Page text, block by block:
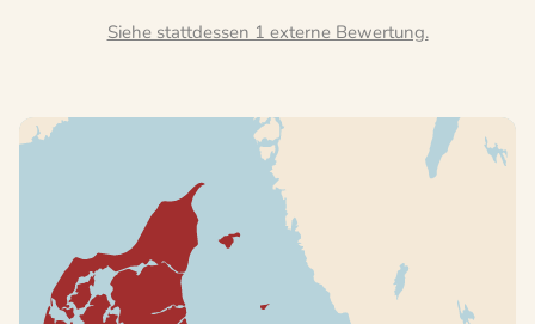
Siehe stattdessen 1 externe Bewertung.